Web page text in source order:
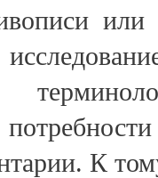
или
К